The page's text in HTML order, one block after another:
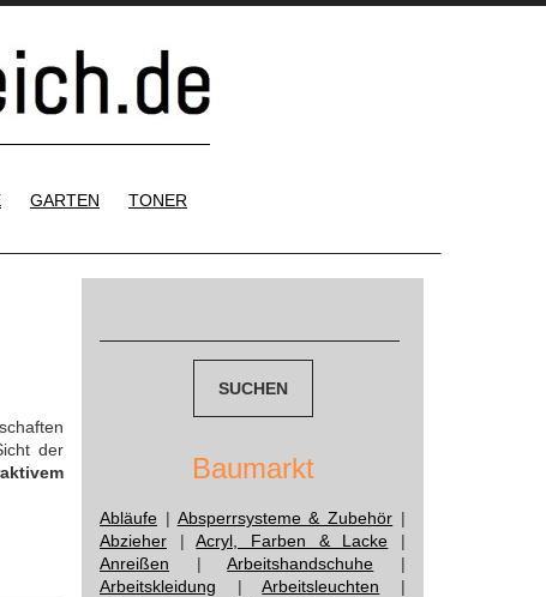
GARTEN TONER
der
Baumarkt
Abläufe | Absperrsysteme & Zubehör |
Abzieher |Acryl, Farben & Lacke |
Anreißen |Arbeitshandschuhe |
Arbeitskleidung |Arbeitsleuchten |